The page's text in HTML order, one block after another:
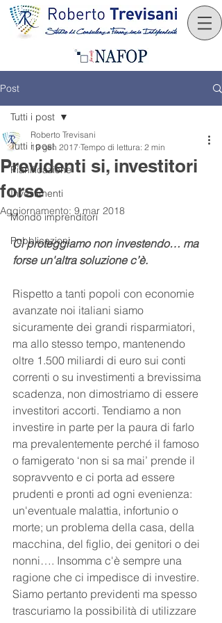
Post
Tutti i post
Pianificazione
Investimenti
Mondo imprenditori
Pubblicazioni
Tutti i post
Previdenti si, investitori
forse
Roberto Trevisani
19 gen 2017 Tempo di lettura: 2 min
Aggiornamento: 9 mar 2018
Ci proteggiamo non investendo… ma
forse un'altra soluzione c’è.
Rispetto a tanti popoli con economie
avanzate noi italiani siamo
sicuramente dei grandi risparmiatori,
ma allo stesso tempo, mantenendo
oltre 1.500 miliardi di euro sui conti
correnti o su investimenti a brevissima
scadenza, non dimostriamo di essere
investitori accorti. Tendiamo a non
investire in parte per la paura di farlo
ma prevalentemente perché il famoso
o famigerato ‘non si sa mai’ prende il
sopravvento e ci porta ad essere
prudenti e pronti ad ogni evenienza:
un'eventuale malattia, infortunio o
morte; un problema della casa, della
macchina, del figlio, dei genitori o dei
nonni…. Insomma c'è sempre una
ragione che ci impedisce di investire.
Siamo pertanto previdenti ma spesso
trascuriamo la possibilità di utilizzare